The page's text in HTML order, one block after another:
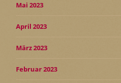
Mai 2023
April 2023
März 2023
Februar 2023